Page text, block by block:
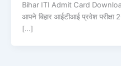
Bihar ITI Admit Card
आपने बिहार आईटीआई प्रवेश
[…]